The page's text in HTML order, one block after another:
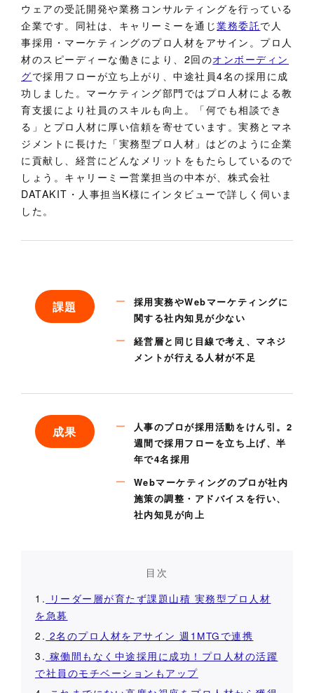
ウェアの受託開発や業務コンサルティングを行っている
企業です。同社は、キャリーミーを通じ業務委託で人
事採用・マーケティングのプロ人材をアサイン。プロ人
材のスピーディーな働きにより、2回のオンボーディン
グで採用フローが立ち上がり、中途社員4名の採用に成
功しました。マーケティング部門ではプロ人材による教
育支援により社員のスキルも向上。「何でも相談でき
る」とプロ人材に厚い信頼を寄せています。実務とマネ
ジメントに長けた「実務型プロ人材」はどのように企業
に貢献し、経営にどんなメリットをもたらしているので
しょう。キャリーミー営業担当の中本が、株式会社
DATAKIT・人事担当K様にインタビューで詳しく伺いま
した。
課題
採用実務やWebマーケティングに
関する社内知見が少ない
経営層と同じ目線で考え、マネジ
メントが行える人材が不足
成果
人事のプロが採用活動をけん引。2
週間で採用フローを立ち上げ、半
年で4名採用
Webマーケティングのプロが社内
施策の調整・アドバイスを行い、
社内知見が向上
目次
1. リーダー層が育たず課題山積 実務型プロ人材
を急募
2. 2名のプロ人材をアサイン 週1MTGで連携
3. 稼働間もなく中途採用に成功！プロ人材の活躍
で社員のモチベーションもアップ